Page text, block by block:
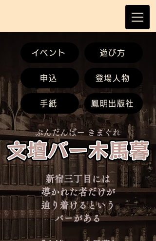
イベント 遊び方
申込 登場人物
手紙 鳳明出版社
ぶんだんばー きまぐれ
新宿三丁目には
導かれた者だけが
辿り着けるという
バーがある